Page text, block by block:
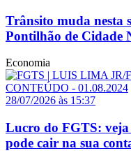
Trânsito muda nesta
Pontilhão de Cidade
Economia
28/07/2026 às 15:37
Lucro do FGTS: veja
pode cair na sua